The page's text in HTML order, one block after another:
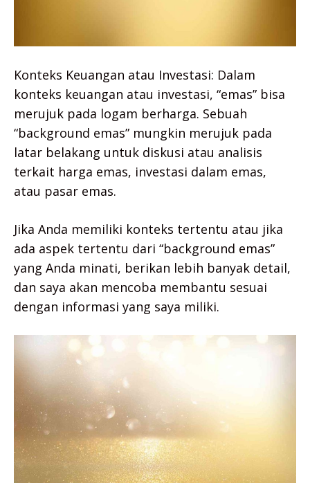
Konteks Keuangan atau Investasi: Dalam
konteks keuangan atau investasi, “emas” bisa
merujuk pada logam berharga. Sebuah
“background emas” mungkin merujuk pada
latar belakang untuk diskusi atau analisis
terkait harga emas, investasi dalam emas,
atau pasar emas.
Jika Anda memiliki konteks tertentu atau jika
ada aspek tertentu dari “background emas”
yang Anda minati, berikan lebih banyak detail,
dan saya akan mencoba membantu sesuai
dengan informasi yang saya miliki.